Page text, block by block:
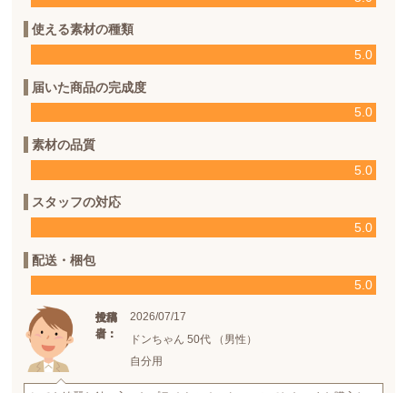
使える素材の種類
5.0
届いた商品の完成度
5.0
素材の品質
5.0
スタッフの対応
5.0
配送・梱包
5.0
投稿
日：
2026/07/17
投稿
者：
ドンちゃん 50代 （男性）
使用
者：
自分用